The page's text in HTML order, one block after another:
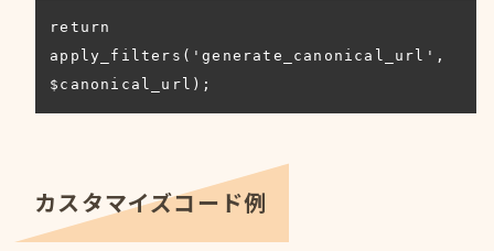
return
apply_filters('generate_canonical_url',
$canonical_url);
カスタマイズコード例